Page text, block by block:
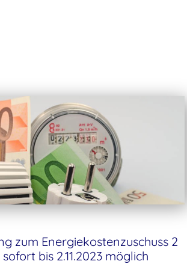
zum Energiekostenzuschuss 2
bis 2.11.2023 möglich